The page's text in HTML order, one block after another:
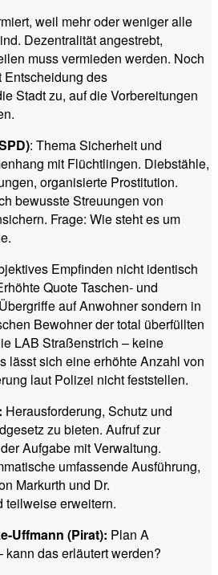
weil mehr oder weniger alle
Dezentralität angestrebt,
muss vermieden werden. Noch
Entscheidung des
Stadt zu, auf die Vorbereitungen
: Thema Sicherheit und
mit Flüchtlingen. Diebstähle,
organisierte Prostitution.
bewusste Streuungen von
Frage: Wie steht es um
Empfinden nicht identisch
Quote Taschen- und
auf Anwohner sondern in
Bewohner der total überfüllten
LAB Straßenstrich – keine
lässt sich eine erhöhte Anzahl von
laut Polizei nicht feststellen.
Herausforderung, Schutz und
zu bieten. Aufruf zur
Aufgabe mit Verwaltung.
umfassende Ausführung,
Markurth und Dr.
teilweise erweitern.
Uffmann (Pirat): Plan A
das erläutert werden?